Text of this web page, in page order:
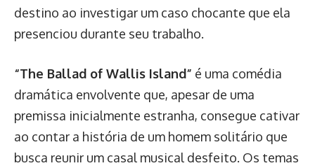
destino ao investigar um caso chocante que ela
presenciou durante seu trabalho.
“The Ballad of Wallis Island” é uma comédia
dramática envolvente que, apesar de uma
premissa inicialmente estranha, consegue cativar
ao contar a história de um homem solitário que
busca reunir um casal musical desfeito. Os temas